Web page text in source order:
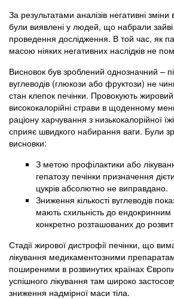
За результатами аналізів негативні зміни
були виявлені у людей, що набрали зайві
проведення дослідження. В той час, як
масою ніяких негативних наслідків не
Висновок був зроблений однозначний –
вуглеводів (глюкози або фруктози) не
стан клепок печінки. Провокують
висококалорійні страви в щоденному
раціону харчування з низькокалорійної
сприяє швидкого набирання ваги. Були
висновки:
З метою профілактики або
гепатозу печінки призначення
цукрів абсолютно не виправдано.
Зниження кількості вуглеводів
мають схильність до
конкретно розташованих до
Стадії жирової дистрофії печінки, що
лікування медикаментозними
поширеними в розвинутих країнах
успішного лікування там широко
зниження надмірної маси тіла.